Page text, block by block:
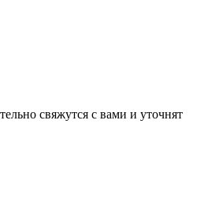
свяжутся с вами и уточнят